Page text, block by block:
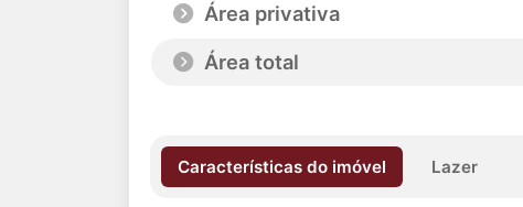
Área privativa
Área total
Características do imóvel Lazer